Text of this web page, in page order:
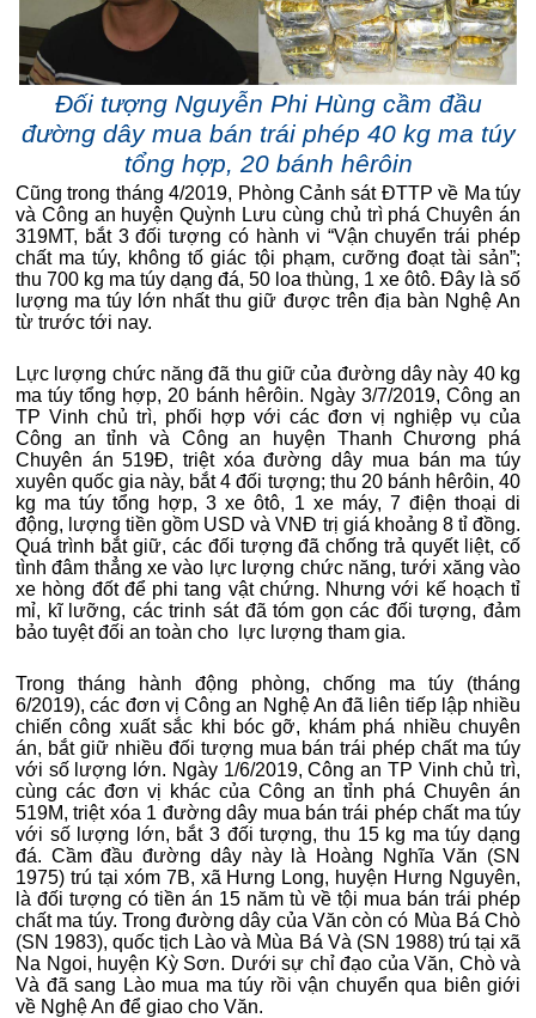
Đối tượng Nguyễn Phi Hùng cầm đầu
đường dây mua bán trái phép 40 kg ma túy
tổng hợp, 20 bánh hêrôin
Cũng trong tháng 4/2019, Phòng Cảnh sát ĐTTP về Ma túy
và Công an huyện Quỳnh Lưu cùng chủ trì phá Chuyên án
319MT, bắt 3 đối tượng có hành vi “Vận chuyển trái phép
chất ma túy, không tố giác tội phạm, cưỡng đoạt tài sản”;
thu 700 kg ma túy dạng đá, 50 loa thùng, 1 xe ôtô. Đây là số
lượng ma túy lớn nhất thu giữ được trên địa bàn Nghệ An
từ trước tới nay.
Lực lượng chức năng đã thu giữ của đường dây này 40 kg
ma túy tổng hợp, 20 bánh hêrôin. Ngày 3/7/2019, Công an
TP Vinh chủ trì, phối hợp với các đơn vị nghiệp vụ của
Công an tỉnh và Công an huyện Thanh Chương phá
Chuyên án 519Đ, triệt xóa đường dây mua bán ma túy
xuyên quốc gia này, bắt 4 đối tượng; thu 20 bánh hêrôin, 40
kg ma túy tổng hợp, 3 xe ôtô, 1 xe máy, 7 điện thoại di
động, lượng tiền gồm USD và VNĐ trị giá khoảng 8 tỉ đồng.
Quá trình bắt giữ, các đối tượng đã chống trả quyết liệt, cố
tình đâm thẳng xe vào lực lượng chức năng, tưới xăng vào
xe hòng đốt để phi tang vật chứng. Nhưng với kế hoạch tỉ
mỉ, kĩ lưỡng, các trinh sát đã tóm gọn các đối tượng, đảm
bảo tuyệt đối an toàn cho lực lượng tham gia.
Trong tháng hành động phòng, chống ma túy (tháng
6/2019), các đơn vị Công an Nghệ An đã liên tiếp lập nhiều
chiến công xuất sắc khi bóc gỡ, khám phá nhiều chuyên
án, bắt giữ nhiều đối tượng mua bán trái phép chất ma túy
với số lượng lớn. Ngày 1/6/2019, Công an TP Vinh chủ trì,
cùng các đơn vị khác của Công an tỉnh phá Chuyên án
519M, triệt xóa 1 đường dây mua bán trái phép chất ma túy
với số lượng lớn, bắt 3 đối tượng, thu 15 kg ma túy dạng
đá. Cầm đầu đường dây này là Hoàng Nghĩa Văn (SN
1975) trú tại xóm 7B, xã Hưng Long, huyện Hưng Nguyên,
là đối tượng có tiền án 15 năm tù về tội mua bán trái phép
chất ma túy. Trong đường dây của Văn còn có Mùa Bá Chò
(SN 1983), quốc tịch Lào và Mùa Bá Và (SN 1988) trú tại xã
Na Ngoi, huyện Kỳ Sơn. Dưới sự chỉ đạo của Văn, Chò và
Và đã sang Lào mua ma túy rồi vận chuyển qua biên giới
về Nghệ An để giao cho Văn.